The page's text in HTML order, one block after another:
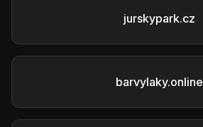
jurskypark.cz
barvylaky.online